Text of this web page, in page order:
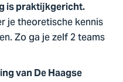
is praktijkgericht.
je theoretische kennis
Zo ga je zelf 2 teams
van De Haagse